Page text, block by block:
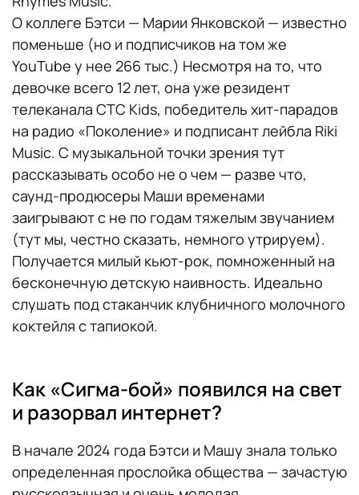
О коллеге Бэтси — Марии Янковской — известно
поменьше (но и подписчиков на том же
YouTube у нее 266 тыс.) Несмотря на то, что
девочке всего 12 лет, она уже резидент
телеканала СТС Kids, победитель хит-парадов
на радио «Поколение» и подписант лейбла Riki
Music. С музыкальной точки зрения тут
рассказывать особо не о чем — разве что,
саунд-продюсеры Маши временами
заигрывают с не по годам тяжелым звучанием
(тут мы, честно сказать, немного утрируем).
Получается милый кьют-рок, помноженный на
бесконечную детскую наивность. Идеально
слушать под стаканчик клубничного молочного
коктейля с тапиокой.
Как «Сигма-бой» появился на свет
и разорвал интернет?
В начале 2024 года Бэтси и Машу знала только
определенная прослойка общества — зачастую